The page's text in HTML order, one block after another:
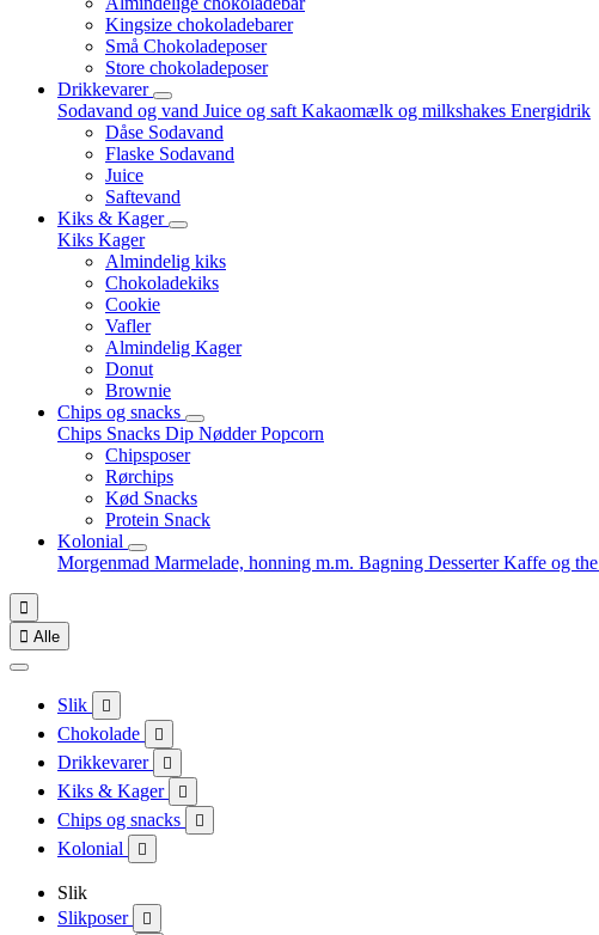
Kingsize chokoladebarer
Små Chokoladeposer
Store chokoladeposer
Drikkevarer
Sodavand og vand Juice og saft Kakaomælk og milkshakes Energidrik
Dåse Sodavand
Flaske Sodavand
Juice
Saftevand
Kiks & Kager
Kiks Kager
Almindelig kiks
Chokoladekiks
Cookie
Vafler
Almindelig Kager
Donut
Brownie
Chips og snacks
Chips Snacks Dip NødderPopcorn
Chipsposer
Rørchips
Kød Snacks
Protein Snack
Kolonial
Morgenmad Marmelade, honning m.m. Bagning DesserterKaffe og the

 Alle
Slik 
Chokolade 
Drikkevarer 
Kiks & Kager 
Chips og snacks 
Kolonial 
Slik
Slikposer
